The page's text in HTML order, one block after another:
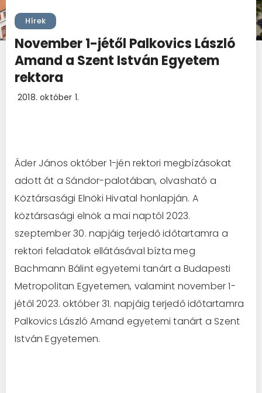
Hírek
November 1-jétől Palkovics László
Amand a Szent István Egyetem
rektora
2018. október 1.
Áder János október 1-jén rektori megbízásokat
adott át a Sándor-palotában, olvasható a
Köztársasági Elnöki Hivatal honlapján. A
köztársasági elnök a mai naptól 2023.
szeptember 30. napjáig terjedő időtartamra a
rektori feladatok ellátásával bízta meg
Bachmann Bálint egyetemi tanárt a Budapesti
Metropolitan Egyetemen, valamint november 1-
jétől 2023. október 31. napjáig terjedő időtartamra
Palkovics László Amand egyetemi tanárt a Szent
István Egyetemen.